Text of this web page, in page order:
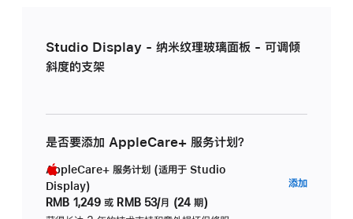
Studio Display - 纳米纹理玻璃面板 - 可调倾
斜度的支架
是否要添加 AppleCare+ 服务计划？
AppleCare+ 服务计划 (适用于 Studio
Display)
RMB 1,249 或 RMB 53/月 (24 期)
添加